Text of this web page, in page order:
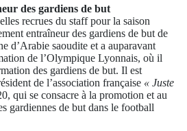
des gardiens de but
recrues du staff pour la saison
entraîneur des gardiens de but de
d’Arabie saoudite et a auparavant
de l’Olympique Lyonnais, où il
des gardiens de but. Il est
de l’association française « Juste
qui se consacre à la promotion et au
gardiennes de but dans le football